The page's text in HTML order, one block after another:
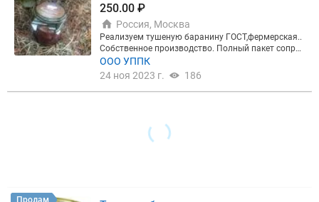
250.00 ₽
Россия, Москва
Реализуем тушеную баранину ГОСТ,фермерская..
Собственное производство. Полный пакет сопро
водительных документов-добровольная сертифи
кация,сертификат качества,декларация соостветс
вровый лист. Без ГМО и добавок.
ООО УППК
24 ноя 2023 г.
186
Продам